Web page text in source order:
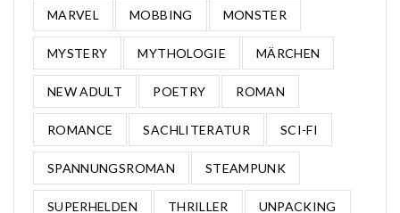
MARVEL MOBBING MONSTER
MYSTERY MYTHOLOGIE MÄRCHEN
NEW ADULT POETRY ROMAN
ROMANCE SACHLITERATUR SCI-FI
SPANNUNGSROMAN STEAMPUNK
SUPERHELDEN THRILLER UNPACKING